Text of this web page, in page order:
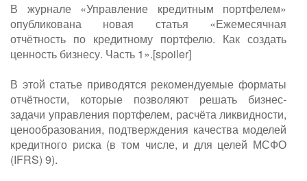
В журнале «Управление кредитным портфелем»
опубликована новая статья «Ежемесячная
отчётность по кредитному портфелю. Как создать
ценность бизнесу. Часть 1».[spoiler]
В этой статье приводятся рекомендуемые форматы
отчётности, которые позволяют решать бизнес-
задачи управления портфелем, расчёта ликвидности,
ценообразования, подтверждения качества моделей
кредитного риска (в том числе, и для целей МСФО
(IFRS) 9).